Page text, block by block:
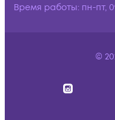
Время работы: пн-пт,
©